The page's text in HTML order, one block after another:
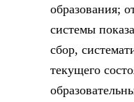
образования;
системы
сбор,
текущего